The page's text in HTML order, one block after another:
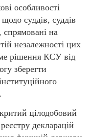
особливості
суддів, суддів
на
незалежності цих
рішення КСУ від
зберегти
цілодобовий
декларацій